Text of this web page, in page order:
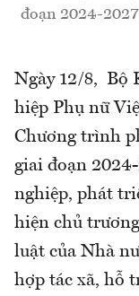
đoạn 2024-
Ngày 12/8, Bộ
hiệp Phụ nữ
Chương trình
giai đoạn
nghiệp, phát
hiện chủ
luật của Nhà
hợp tác xã, hỗ